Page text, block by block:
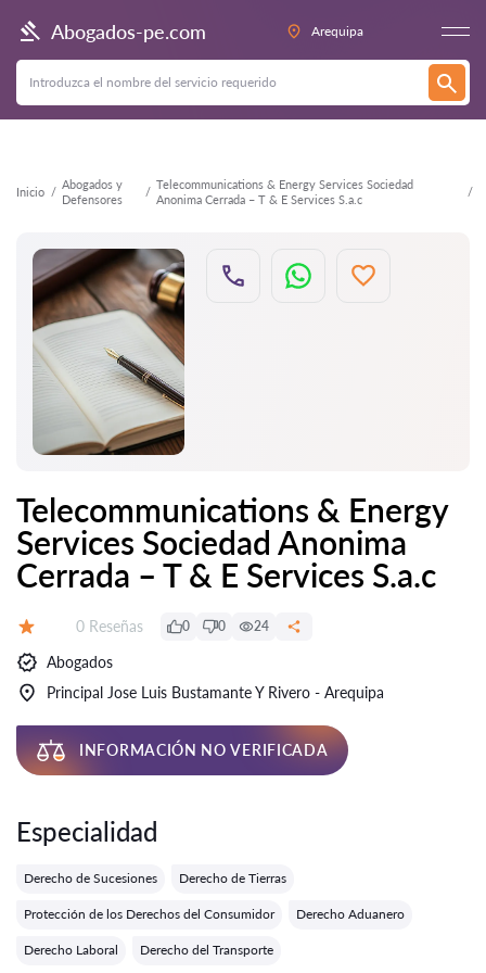
Abogados-pe.com Arequipa
Inicio
Abogados y
Defensores
Telecommunications & Energy Services Sociedad
Anonima Cerrada – T & E Services S.a.c
Atrás
Telecommunications & Energy
Services Sociedad Anonima
Cerrada – T & E Services S.a.c
Número de reseñas:
0 Reseñas 0 0 24
Abogados
Principal Jose Luis Bustamante Y Rivero - Arequipa
INFORMACIÓN NO VERIFICADA
Especialidad
Derecho de Sucesiones Derecho de Tierras
Protección de los Derechos del Consumidor Derecho Aduanero
Derecho Laboral Derecho del Transporte